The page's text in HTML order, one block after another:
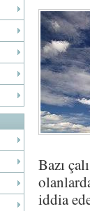
Bazı
iddia